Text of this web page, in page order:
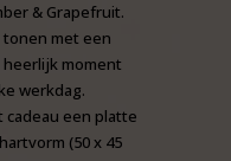
& Grapefruit.
met een
moment
werkdag.
een platte
(50 x 45